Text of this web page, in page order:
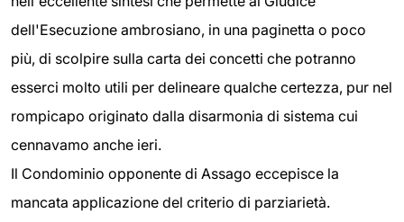
dell'Esecuzione ambrosiano, in una paginetta o poco
più, di scolpire sulla carta dei concetti che potranno
esserci molto utili per delineare qualche certezza, pur nel
rompicapo originato dalla disarmonia di sistema cui
cennavamo anche ieri.
Il Condominio opponente di Assago eccepisce la
mancata applicazione del criterio di parziarietà.